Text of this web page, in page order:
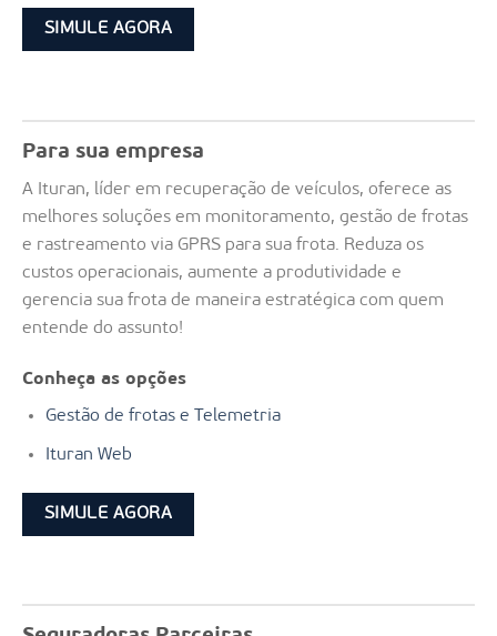
SIMULE AGORA
Para sua empresa
A Ituran, líder em recuperação de veículos, oferece as
melhores soluções em monitoramento, gestão de frotas
e rastreamento via GPRS para sua frota. Reduza os
custos operacionais, aumente a produtividade e
gerencia sua frota de maneira estratégica com quem
entende do assunto!
Conheça as opções
Gestão de frotas e Telemetria
Ituran Web
SIMULE AGORA